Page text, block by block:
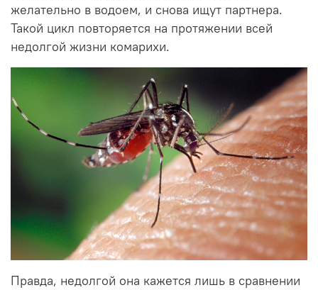
желательно в водоем, и снова ищут партнера.
Такой цикл повторяется на протяжении всей
недолгой жизни комарихи.
Правда, недолгой она кажется лишь в сравнении